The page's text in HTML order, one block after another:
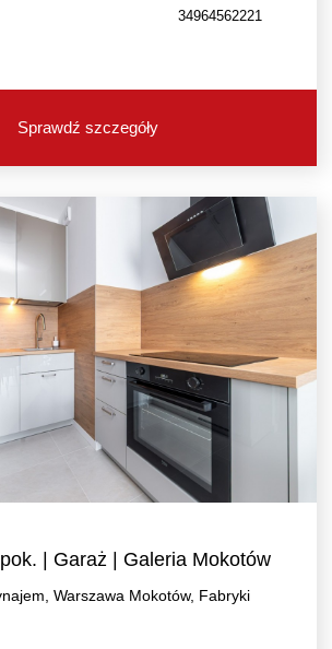
34964562221
Sprawdź szczegóły
| Garaż | Galeria Mokotów
Warszawa Mokotów, Fabryki